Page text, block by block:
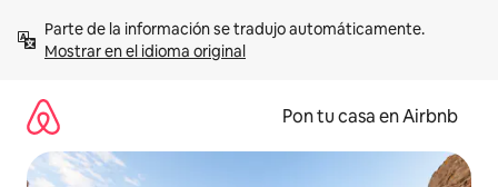
contenidoMostrar en el idioma original
Pon tu casa en Airbnb